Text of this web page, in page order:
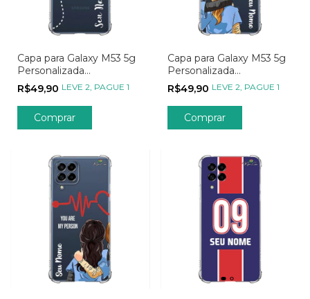
Capa para Galaxy M53 5g
Personalizada
Minimalistas Rota
Borboleta
R$49,90 LEVE 2, PAGUE 1
Capa para Galaxy M53 5g
Personalizada
Metadinhas My Person -
Parte 02
R$49,90 LEVE 2, PAGUE 1